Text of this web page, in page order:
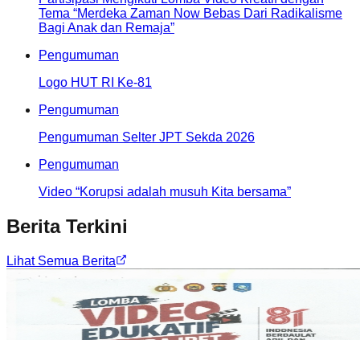
Tema “Merdeka Zaman Now Bebas Dari Radikalisme
Bagi Anak dan Remaja”
Pengumuman
Logo HUT RI Ke-81
Pengumuman
Pengumuman Selter JPT Sekda 2026
Pengumuman
Video “Korupsi adalah musuh Kita bersama”
Berita Terkini
Lihat Semua Berita